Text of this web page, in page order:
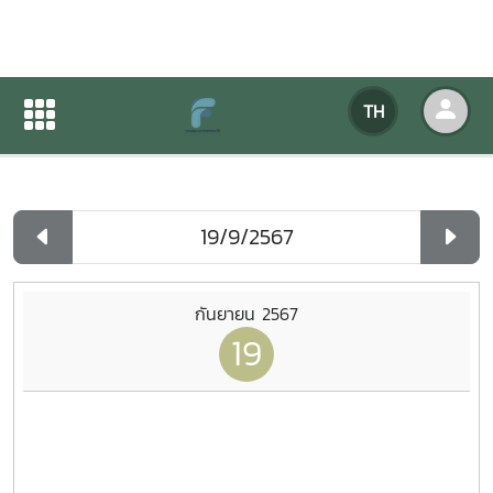
TH
ปฏิทินกิจกรรมของหน่วยงาน
ปฏิทินกิจกรรมของหน่วยงาน
กันยายน 2567
19